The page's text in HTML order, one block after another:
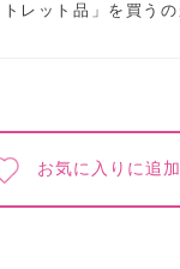
トレット品」を買う
お気に入りに追